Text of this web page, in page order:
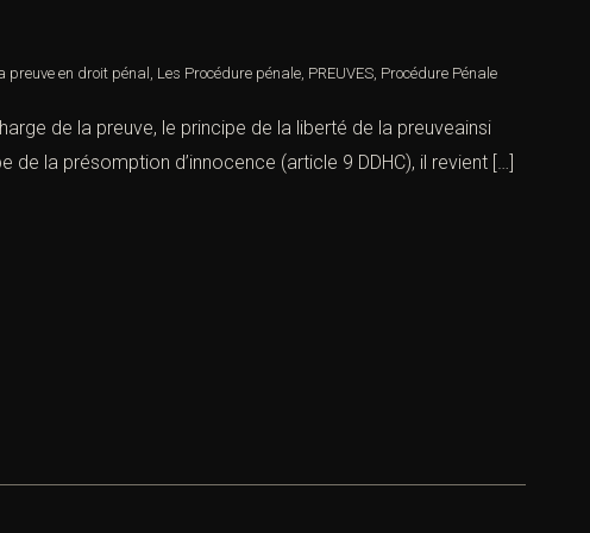
preuve en droit pénal , Les Procédure pénale, PREUVES, Procédure Pénale
de la preuve, le principe de la liberté de la preuveainsi
la présomption d’innocence (article 9 DDHC), il revient […]